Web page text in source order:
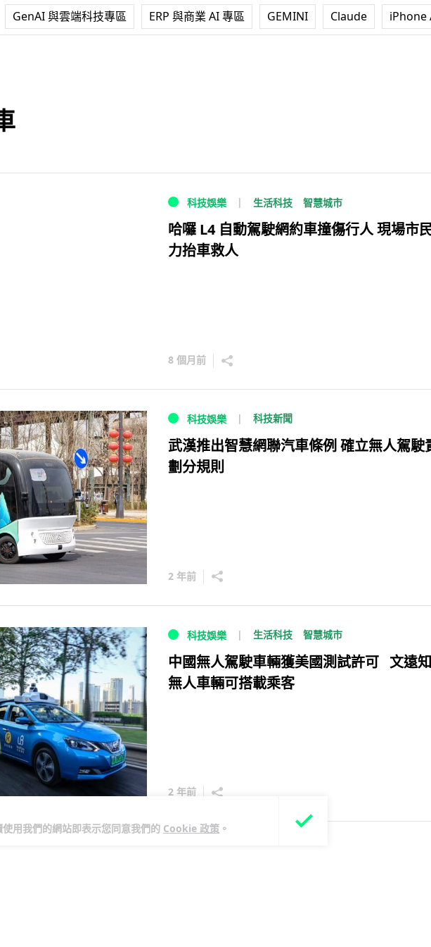
GenAI 與雲端科技專區 ERP 與商業 AI 專區 GEMINI Claude iPhone
用我們的網站即表示您同意我們的 Cookie 政策 。
科技娛樂 生活科技 智慧城市
哈囉 L4 自動駕駛網約車撞傷行人 現場市
力抬車救人
8 個月前
科技娛樂 科技新聞
武漢推出智慧網聯汽車條例 確立無人駕駛
劃分規則
2 年前
科技娛樂 生活科技 智慧城市
中國無人駕駛車輛獲美國測試許可 文遠
無人車輛可搭載乘客
2 年前